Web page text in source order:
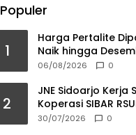
Populer
1
Harga Pertalite
Naik hingga
Penjelasan
06/08/2026 0
2
JNE Sidoarjo Kerja
Koperasi SIBAR
Barat Berikan
30/07/2026 0